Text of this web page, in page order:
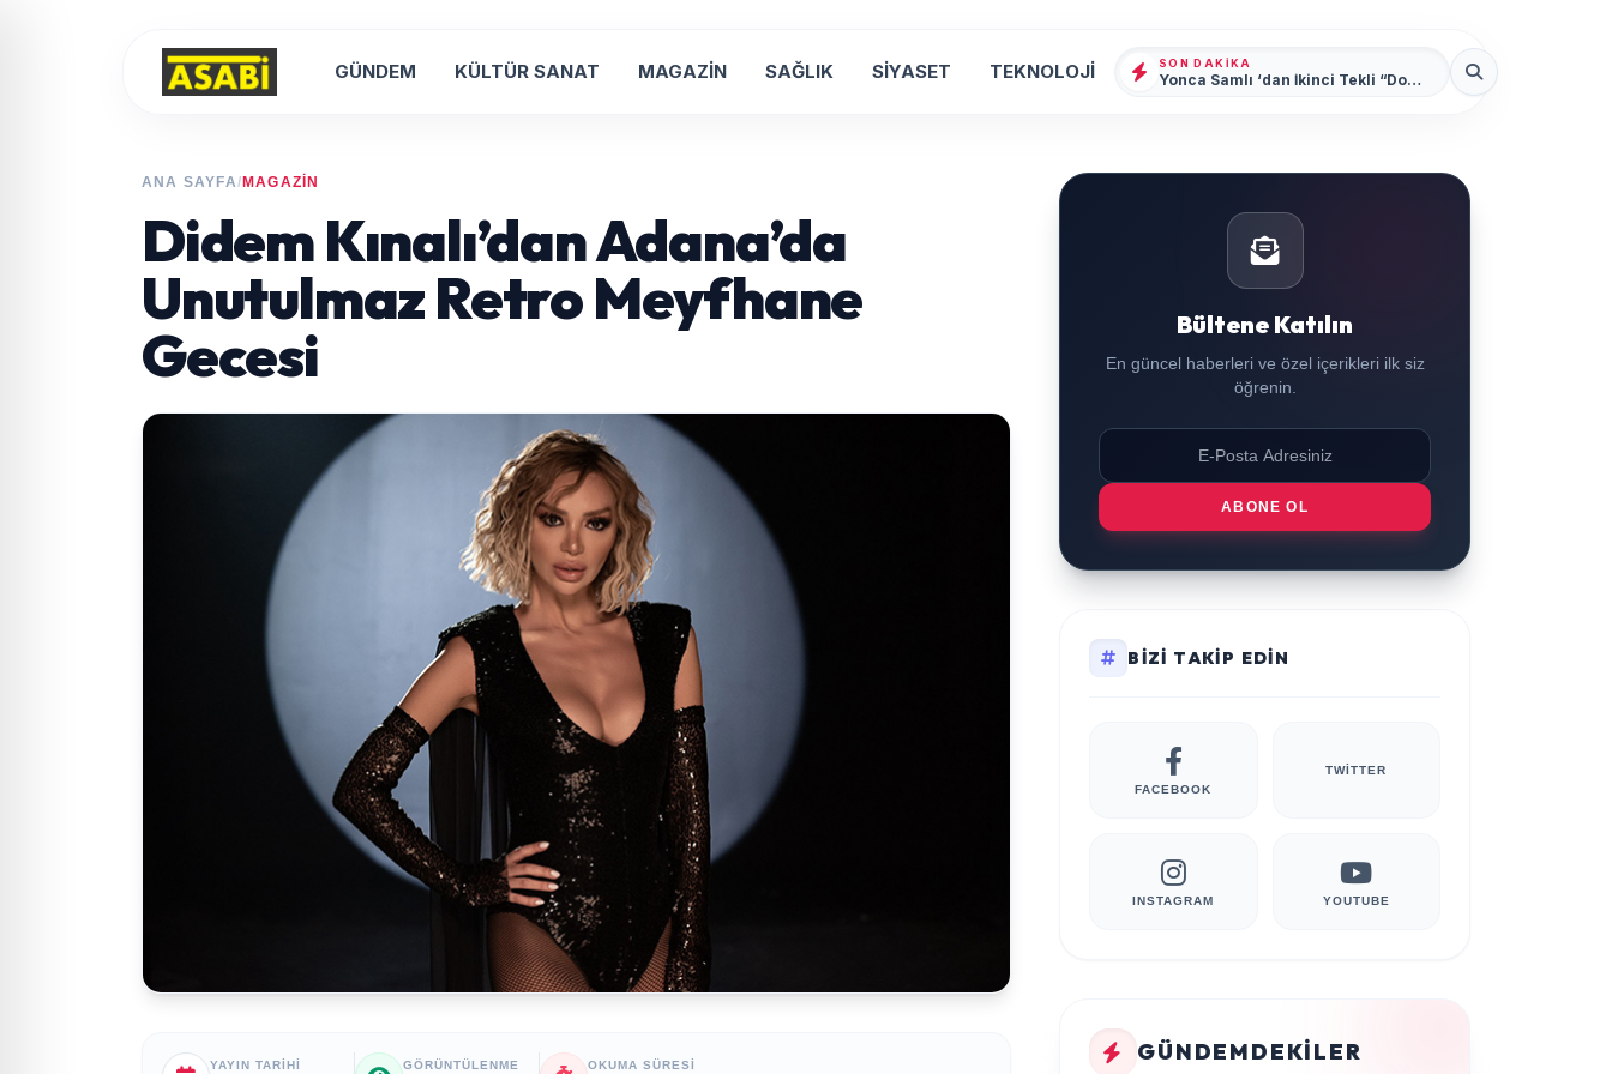
GÜNDEM KÜLTÜR SANAT MAGAZİN SAĞLIK SİYASET TEKNOLOJİ SON DAKIKA
Yonca Samlı ‘dan İkinci Tekli “Donacaksın Sevgilim “ yayımlandı
ANA SAYFA/ MAGAZİN
Didem Kınalı’dan Adana’da
Unutulmaz Retro Meyfhane
Gecesi
YAYIN TARIHI GÖRÜNTÜLENME OKUMA SÜRESI
Bültene Katılın
En güncel haberleri ve özel içerikleri ilk siz
öğrenin.
ABONE OL
BIZI TAKIP EDIN
FACEBOOK
TWITTER
INSTAGRAM YOUTUBE
GÜNDEMDEKILER